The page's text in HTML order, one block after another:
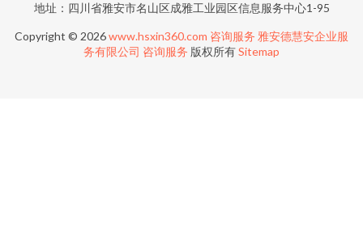
地址：四川省雅安市名山区成雅工业园区信息服务中心1-95
Copyright © 2026www.hsxin360.com 咨询服务 雅安德慧安企业服
务有限公司 咨询服务 版权所有Sitemap